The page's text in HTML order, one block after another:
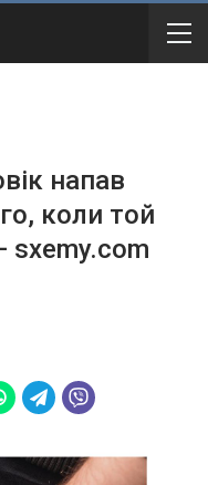
напав
коли той
sxemy.com